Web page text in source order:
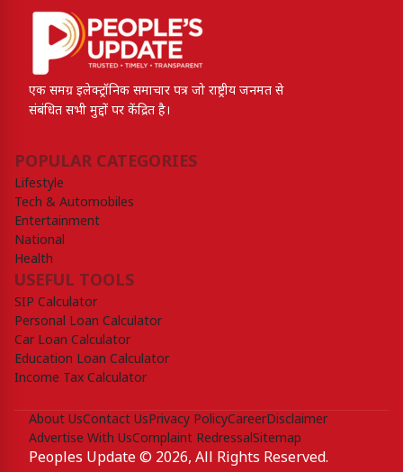
एक समग्र इलेक्ट्रॉनिक समाचार पत्र जो राष्ट्रीय जनमत से
संबंधित सभी मुद्दों पर केंद्रित है।
POPULAR CATEGORIES
Lifestyle
Tech & Automobiles
Entertainment
National
Health
USEFUL TOOLS
SIP Calculator
Personal Loan Calculator
Car Loan Calculator
Education Loan Calculator
Income Tax Calculator
About UsContact UsPrivacy PolicyCareerDisclaimer
Advertise With UsComplaint RedressalSitemap
Peoples Update © 2026, All Rights Reserved.